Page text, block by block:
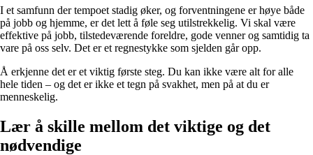
I et samfunn der tempoet stadig øker, og forventningene er høye både
på jobb og hjemme, er det lett å føle seg utilstrekkelig. Vi skal være
effektive på jobb, tilstedeværende foreldre, gode venner og samtidig ta
vare på oss selv. Det er et regnestykke som sjelden går opp.
Å erkjenne det er et viktig første steg. Du kan ikke være alt for alle
hele tiden – og det er ikke et tegn på svakhet, men på at du er
menneskelig.
Lær å skille mellom det viktige og det
nødvendige